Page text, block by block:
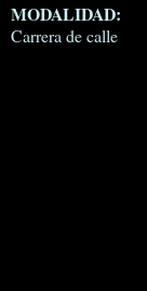
MODALIDAD:
Carrera de calle